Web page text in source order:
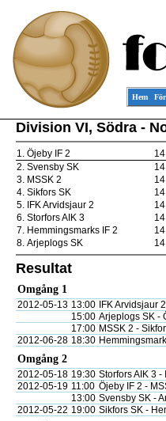
Hem
Division VI, Södra -
1. Öjeby IF 2 14
2. Svensby SK 14
3. MSSK 2 14
4. Sikfors SK 14
5. IFK Arvidsjaur 2 14
6. Storfors AIK 3 14
7. Hemmingsmarks IF 2 14
8. Arjeplogs SK 14
Resultat
Omgång 1
2012-05-13 13:00 IFK Arvidsjaur
15:00 Arjeplogs SK -
17:00 MSSK 2 -
2012-06-28 18:30
Omgång 2
2012-05-18 19:30 Storfors AIK 3 -
2012-05-19 11:00 Öjeby IF 2 -
13:00 Svensby SK -
2012-05-22 19:00 Sikfors SK -